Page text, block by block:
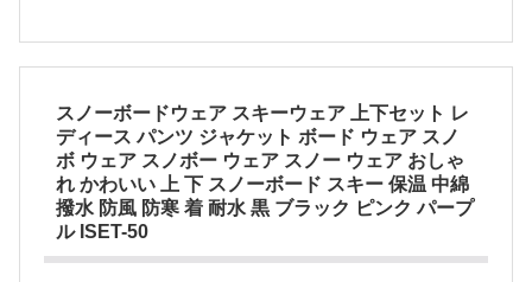
スノーボードウェア スキーウェア 上下セット レ
ディース パンツ ジャケット ボード ウェア スノ
ボ ウェア スノボー ウェア スノー ウェア おしゃ
れ かわいい 上 下 スノーボード スキー 保温 中綿
撥水 防風 防寒 着 耐水 黒 ブラック ピンク パープ
ル ISET-50